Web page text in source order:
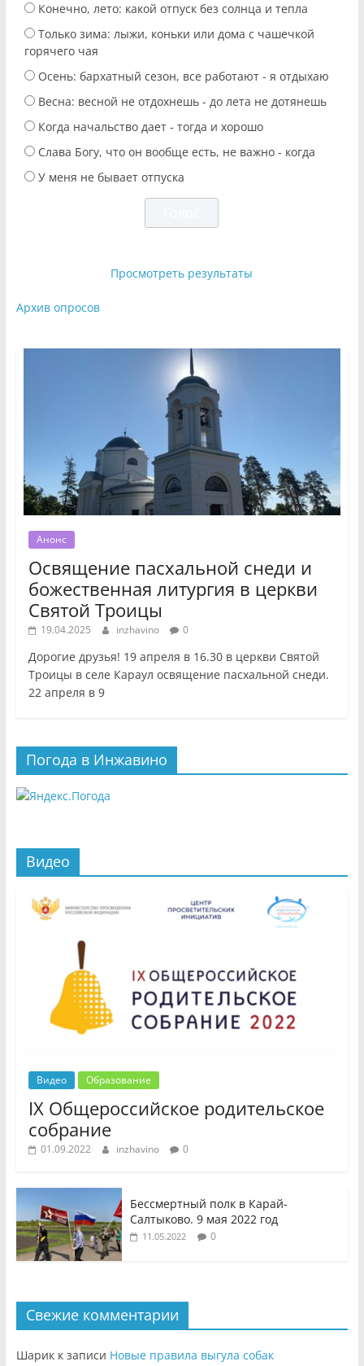
Конечно, лето: какой отпуск без солнца и тепла
Только зима: лыжи, коньки или дома с чашечкой
горячего чая
Осень: бархатный сезон, все работают - я отдыхаю
Весна: весной не отдохнешь - до лета не дотянешь
Когда начальство дает - тогда и хорошо
Слава Богу, что он вообще есть, не важно - когда
У меня не бывает отпуска
Просмотреть результаты
Архив опросов
Анонс
Освящение пасхальной снеди и
божественная литургия в церкви
Святой Троицы
19.04.2025 inzhavino 0
Дорогие друзья! 19 апреля в 16.30 в церкви Святой
Троицы в селе Караул освящение пасхальной снеди.
22 апреля в 9
Погода в Инжавино
Видео
Видео Образование
IX Общероссийское родительское
собрание
01.09.2022 inzhavino 0
Бессмертный полк в Карай-
Салтыково. 9 мая 2022 год
11.05.2022 0
Свежие комментарии
Шарикк записи Новые правила выгула собак